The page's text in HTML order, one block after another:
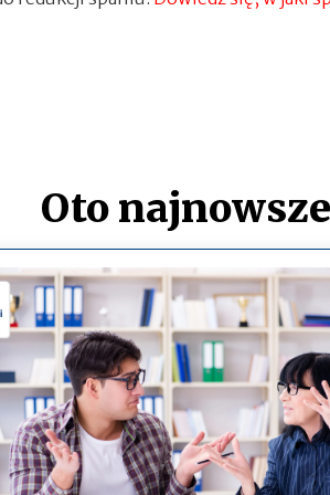
Oto